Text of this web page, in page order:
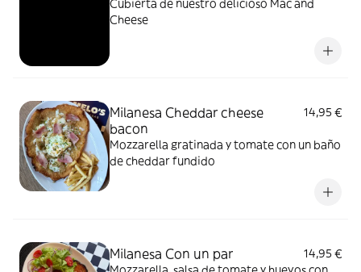
Cubierta de nuestro delicioso Mac and
Cheese
Milanesa Cheddar cheese
bacon
14,95 €
Mozzarella gratinada y tomate con un baño
de cheddar fundido
Milanesa Con un par
14,95 €